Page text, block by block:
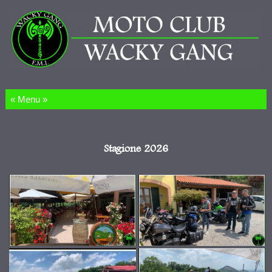
Salta al contenuto
Stagione 2026